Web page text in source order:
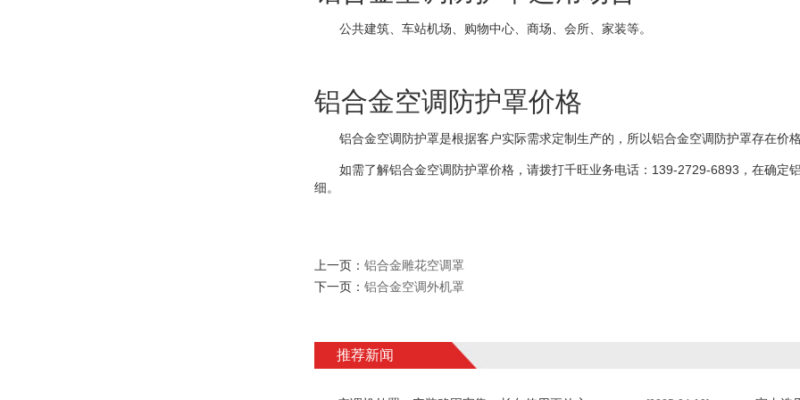
公共建筑、车站机场、购物中心、商场、会所、家装等。
铝合金空调防护罩价格
铝合金空调防护罩是根据客户实际需求定制生产的，所以铝合金空调防护罩存在价
如需了解铝合金空调防护罩价格，请拨打千旺业务电话：139-2729-6893，在确定
细。
上一页： 铝合金雕花空调罩
下一页： 铝合金空调外机罩
推荐新闻